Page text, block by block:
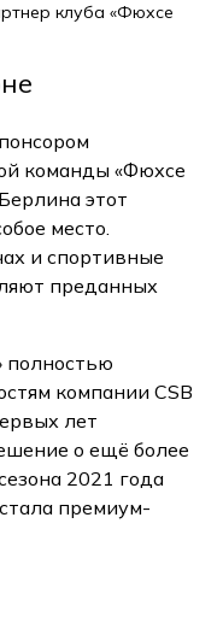
клуба «Фюхсе
команды «Фюхсе
этот
место.
и спортивные
преданных
полностью
компании CSB
лет
о ещё более
2021 года
премиум-